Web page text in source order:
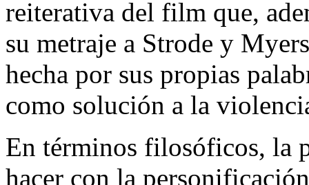
reiterativa del film que,
su metraje a Strode y
hecha por sus propias
como solución a la
En términos filosóficos, la
hacer con la